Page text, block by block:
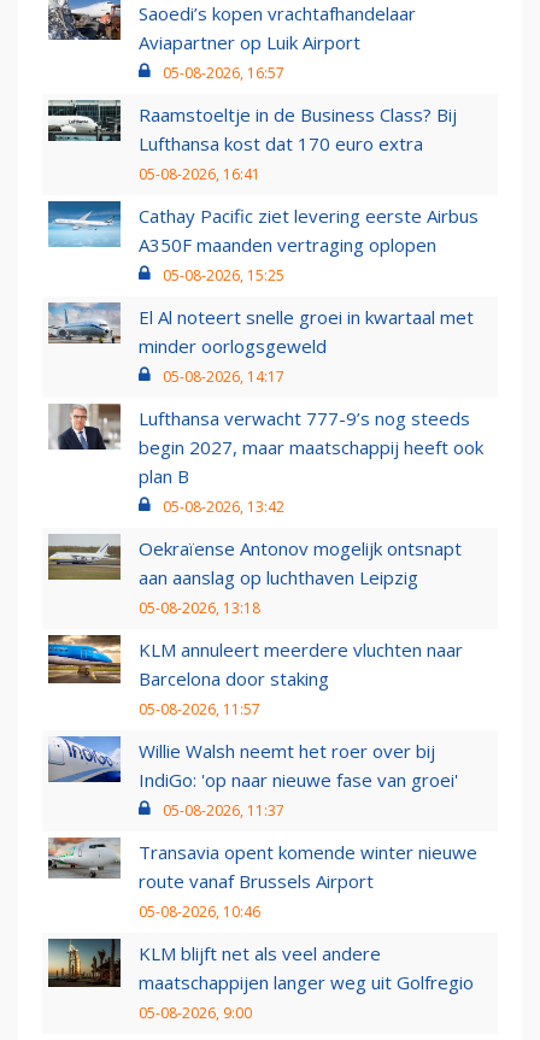
Saoedi’s kopen vrachtafhandelaar
Aviapartner op Luik Airport
05-08-2026, 16:57
Raamstoeltje in de Business Class? Bij
Lufthansa kost dat 170 euro extra
05-08-2026, 16:41
Cathay Pacific ziet levering eerste Airbus
A350F maanden vertraging oplopen
05-08-2026, 15:25
El Al noteert snelle groei in kwartaal met
minder oorlogsgeweld
05-08-2026, 14:17
Lufthansa verwacht 777-9’s nog steeds
begin 2027, maar maatschappij heeft ook
plan B
05-08-2026, 13:42
Oekraïense Antonov mogelijk ontsnapt
aan aanslag op luchthaven Leipzig
05-08-2026, 13:18
KLM annuleert meerdere vluchten naar
Barcelona door staking
05-08-2026, 11:57
Willie Walsh neemt het roer over bij
IndiGo: 'op naar nieuwe fase van groei'
05-08-2026, 11:37
Transavia opent komende winter nieuwe
route vanaf Brussels Airport
05-08-2026, 10:46
KLM blijft net als veel andere
maatschappijen langer weg uit Golfregio
05-08-2026, 9:00